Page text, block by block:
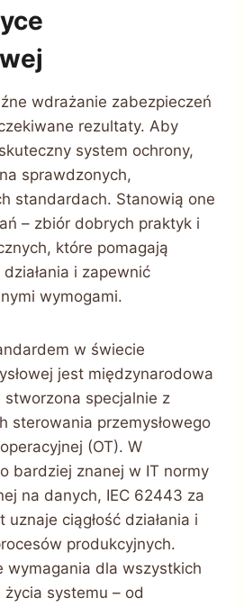
wdrażanie zabezpieczeń
rezultaty. Aby
system ochrony,
sprawdzonych,
standardach. Stanowią one
– zbiór dobrych praktyk i
które pomagają
i zapewnić
wymogami.
w świecie
jest międzynarodowa
stworzona specjalnie z
sterowania przemysłowego
(OT). W
bardziej znanej w IT normy
na danych, IEC 62443 za
ciągłość działania i
produkcyjnych.
wymagania dla wszystkich
systemu – od